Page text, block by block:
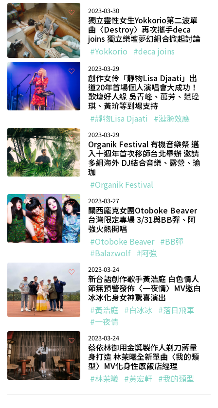
2023-03-30
獨立靈性女生Yokkorio第二波單
曲〈Destroy〉再次攜手deca
joins 獨立樂壇夢幻組合掀起討論
#Yokkorio #deca joins
2023-03-29
創作女伶「靜物Lisa Djaati」出
道20年首場個人演唱會大成功！
歌壇好人緣 吳青峰、萬芳、范瑋
琪、黃玠等到場支持
#靜物Lisa Djaati
#漣漪效應
2023-03-29
Organik Festival 有機音樂祭 邁
入十週年首次移師台北舉辦 邀請
多組海外 DJ結合音樂、露營、瑜
珈
#Organik Festival
2023-03-27
關西龐克女團Otoboke Beaver
台灣限定專場 3/31與BB彈、阿
強火熱開唱
#Otoboke Beaver #BB彈
#Balazwolf #阿強
2023-03-24
新台語創作歌手黃浩庭 白色情人
節無預警發佈〈一夜情〉MV邀白
冰冰化身女神驚喜演出
#黃浩庭 #白冰冰 #落日飛車
#一夜情
2023-03-24
蔡依林御用金獎製作人剃刀蔣量
身打造 林茉曦全新單曲〈我的類
型〉MV化身性感飯店經理
#林茉曦 #黃宏軒 #我的類型